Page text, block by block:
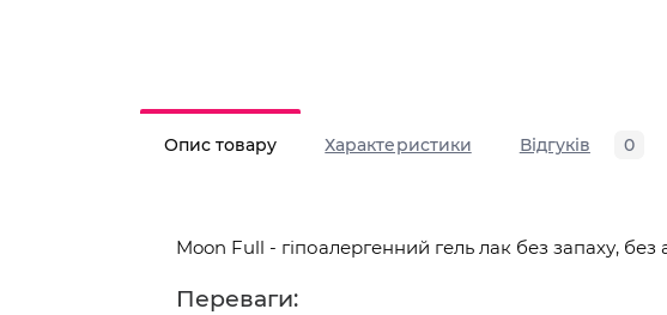
Опис товару Характеристики Відгуків 0
Moon Full - гіпоалергенний гель лак без запаху, без
Переваги: